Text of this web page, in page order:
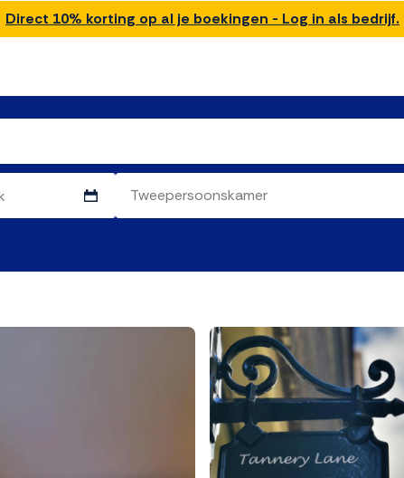
Direct 10% korting op al je boekingen - Log in als bedrijf.